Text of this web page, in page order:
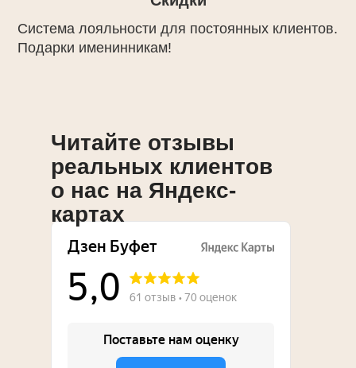
Система лояльности для постоянных клиентов.
Подарки именинникам!
Читайте отзывы
реальных клиентов
о нас на Яндекс-
картах